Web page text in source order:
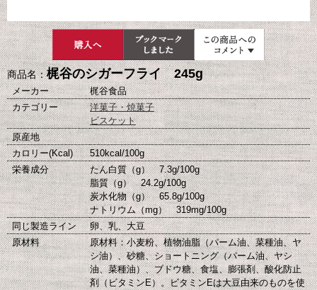
商品名：梶谷のシガーフライ 245g
メーカー
梶谷食品
カテゴリー
洋菓子・焼菓子
ビスケット
原産地
カロリー(Kcal)
510kcal/100g
栄養成分
たん白質（g） 7.3g/100g
脂質（g） 24.2g/100g
炭水化物（g） 65.8g/100g
ナトリウム（mg） 319mg/100g
同じ製造ライン
卵、乳、大豆
原材料
原材料：小麦粉、植物油脂（パーム油、菜種油、ヤ
シ油）、砂糖、ショートニング（パーム油、ヤシ
油、菜種油）、ブドウ糖、食塩、膨張剤、酸化防止
剤（ビタミンE）。ビタミンEは大豆由来のものを使